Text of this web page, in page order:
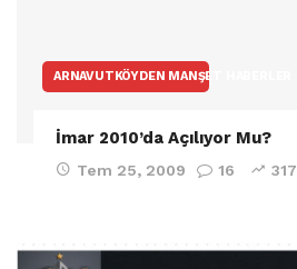
ARNAVUTKÖYDEN MANŞET HABERLER
İmar 2010’da Açılıyor Mu?
Tem 25, 2009 16 317